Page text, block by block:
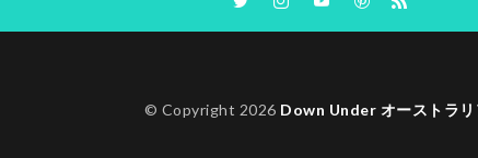
© Copyright 2026 Down Under オーストラリ